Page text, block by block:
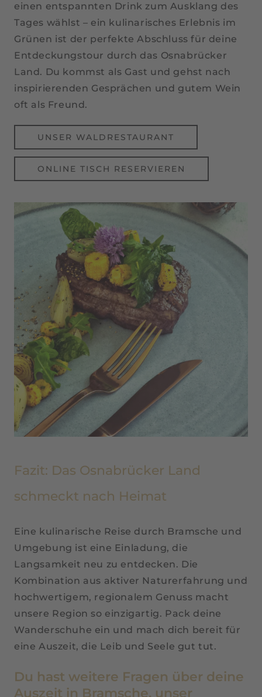
einen entspannten Drink zum Ausklang des
Tages wählst – ein kulinarisches Erlebnis im
Grünen ist der perfekte Abschluss für deine
Entdeckungstour durch das Osnabrücker
Land. Du kommst als Gast und gehst nach
inspirierenden Gesprächen und gutem Wein
oft als Freund.
UNSER WALDRESTAURANT
ONLINE TISCH RESERVIEREN
Fazit: Das Osnabrücker Land
schmeckt nach Heimat
Eine kulinarische Reise durch Bramsche und
Umgebung ist eine Einladung, die
Langsamkeit neu zu entdecken. Die
Kombination aus aktiver Naturerfahrung und
hochwertigem, regionalem Genuss macht
unsere Region so einzigartig. Pack deine
Wanderschuhe ein und mach dich bereit für
eine Auszeit, die Leib und Seele gut tut.
Du hast weitere Fragen über deine
Auszeit in Bramsche, unser